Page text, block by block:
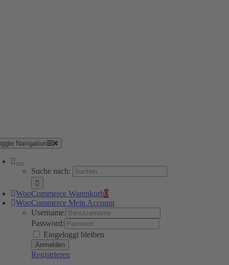
Navigation
Suche nach:
WooCommerce Warenkorb0
WooCommerce Mein Account
Username:
Password:
Eingeloggt bleiben
Registrieren